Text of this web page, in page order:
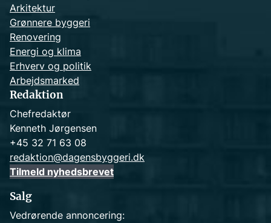
Arkitektur
Grønnere byggeri
Renovering
Energi og klima
Erhverv og politik
Arbejdsmarked
Redaktion
Chefredaktør
Kenneth Jørgensen
+45 32 71 63 08
redaktion@dagensbyggeri.dk
Tilmeld nyhedsbrevet
Salg
Vedrørende annoncering: